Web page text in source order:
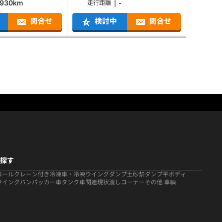
930km
問合せ
走行距離 -
検討中 問合せ
す
ールクレーン付き 冷凍車・冷凍ウイングダンプ土砂禁ダンプ平ボディ
イングバンパッカー車タンク車関連現状渡しコーナーその他 車輌